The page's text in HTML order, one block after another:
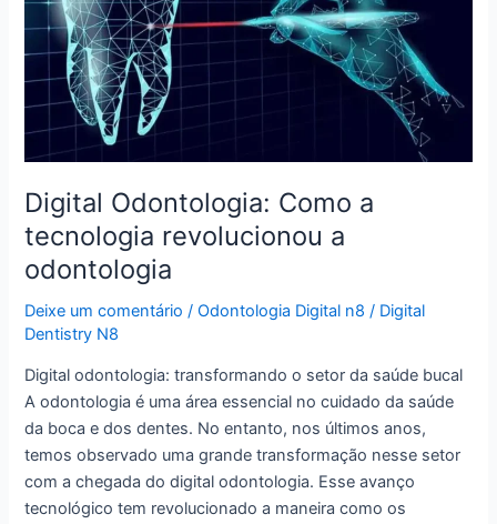
Digital Odontologia: Como a
tecnologia revolucionou a
odontologia
Deixe um comentário /Odontologia Digital n8 / Digital
Dentistry N8
Digital odontologia: transformando o setor da saúde bucal
A odontologia é uma área essencial no cuidado da saúde
da boca e dos dentes. No entanto, nos últimos anos,
temos observado uma grande transformação nesse setor
com a chegada do digital odontologia. Esse avanço
tecnológico tem revolucionado a maneira como os
tecnologia
revolucionou
odontologia